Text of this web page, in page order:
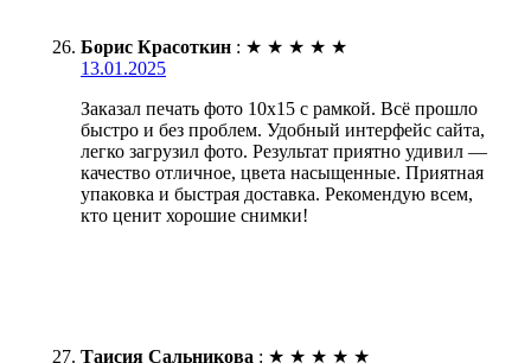
Борис Красоткин : ★ ★ ★ ★ ★
13.01.2025
Заказал печать фото 10х15 с рамкой. Всё прошло
быстро и без проблем. Удобный интерфейс сайта,
легко загрузил фото. Результат приятно удивил —
качество отличное, цвета насыщенные. Приятная
упаковка и быстрая доставка. Рекомендую всем,
кто ценит хорошие снимки!
Таисия Сальникова : ★ ★ ★ ★ ★